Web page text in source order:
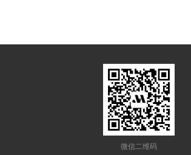
微信二维码